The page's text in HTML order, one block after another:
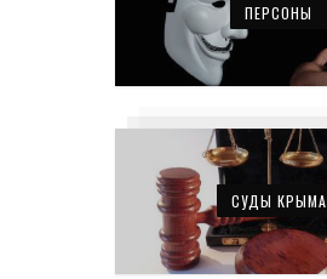
ПЕРСОНЫ
СУДЫ КРЫМА